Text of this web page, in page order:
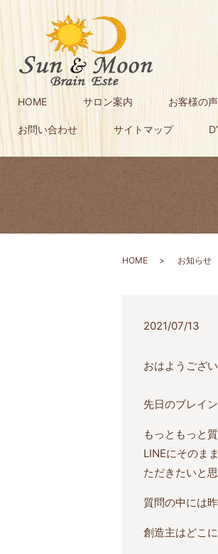
HOME サロン案内 お客様の声
お問い合わせ サイトマップ
HOME お知らせ
2021/07/13
おはようござ
先日のブレイ
もっともっと
LINEにそのま
ただきたいと
質問の中には
創造主はどこ